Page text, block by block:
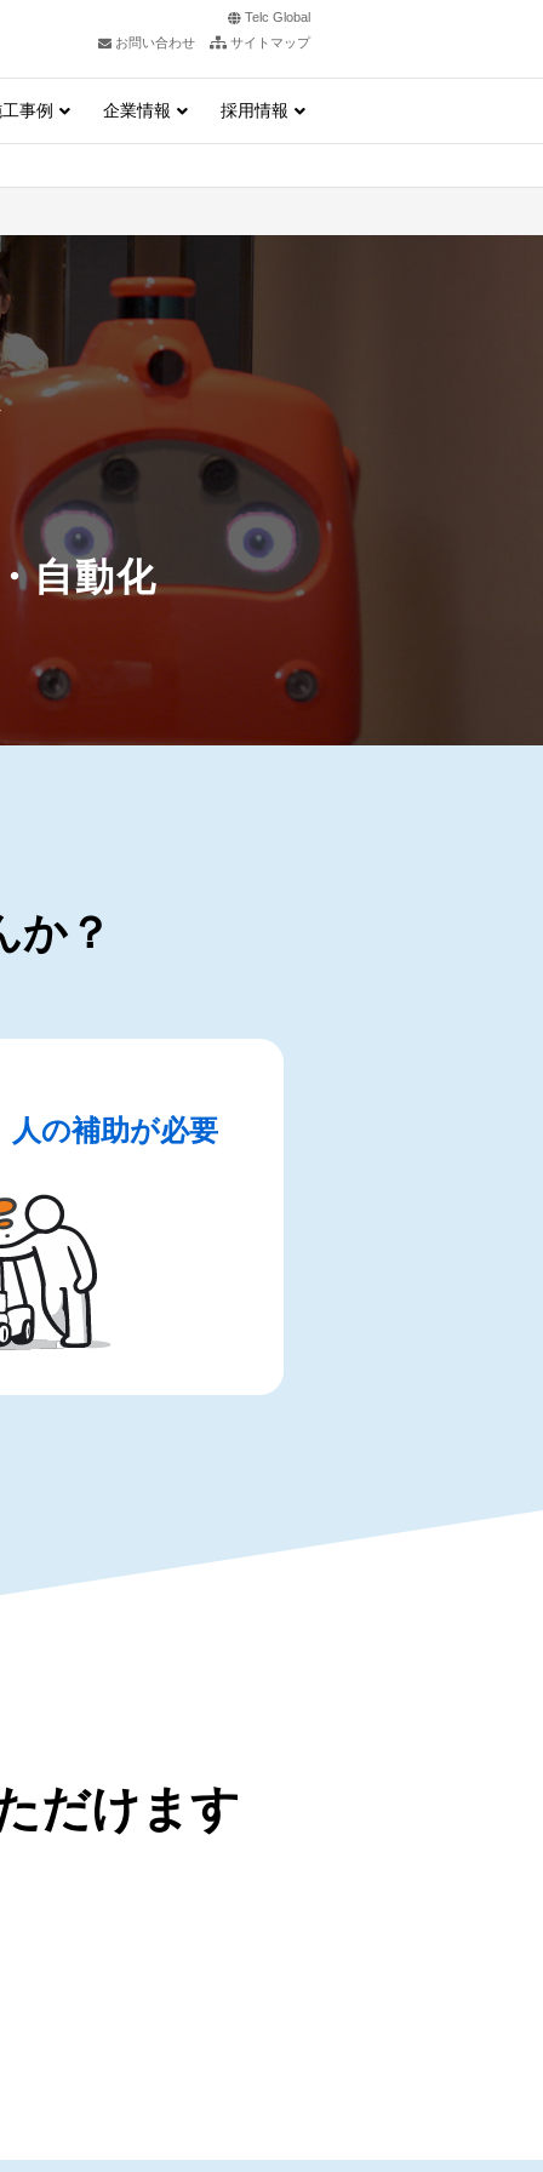
Telc Global
お問い合わせ
サイトマップ
事例 企業情報 採用情報
自動化
か？
人の補助が必要
だけます